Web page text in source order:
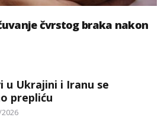
čvrstog braka nakon
u Ukrajini i Iranu se
prepliću